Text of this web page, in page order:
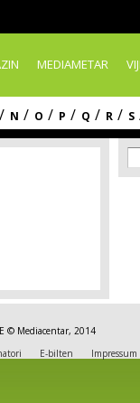
MEDIAMETAR
/ N / O / P / Q / R / S
© Mediacentar, 2014
E-bilten Impressum